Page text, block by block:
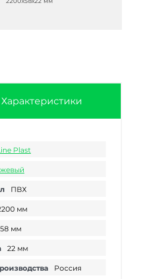
Характеристики
Plast
ПВХ
мм
58 мм
22 мм
Россия